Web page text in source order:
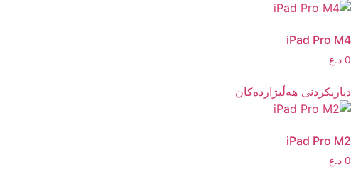
iPad Pro M4
0 د.ع
دیاریکردنی هەڵبژاردەکان
iPad Pro M2
0 د.ع